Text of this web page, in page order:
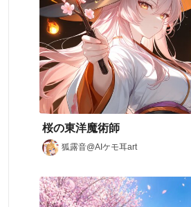
桜の東洋魔術師
狐露音@AIケモ耳art